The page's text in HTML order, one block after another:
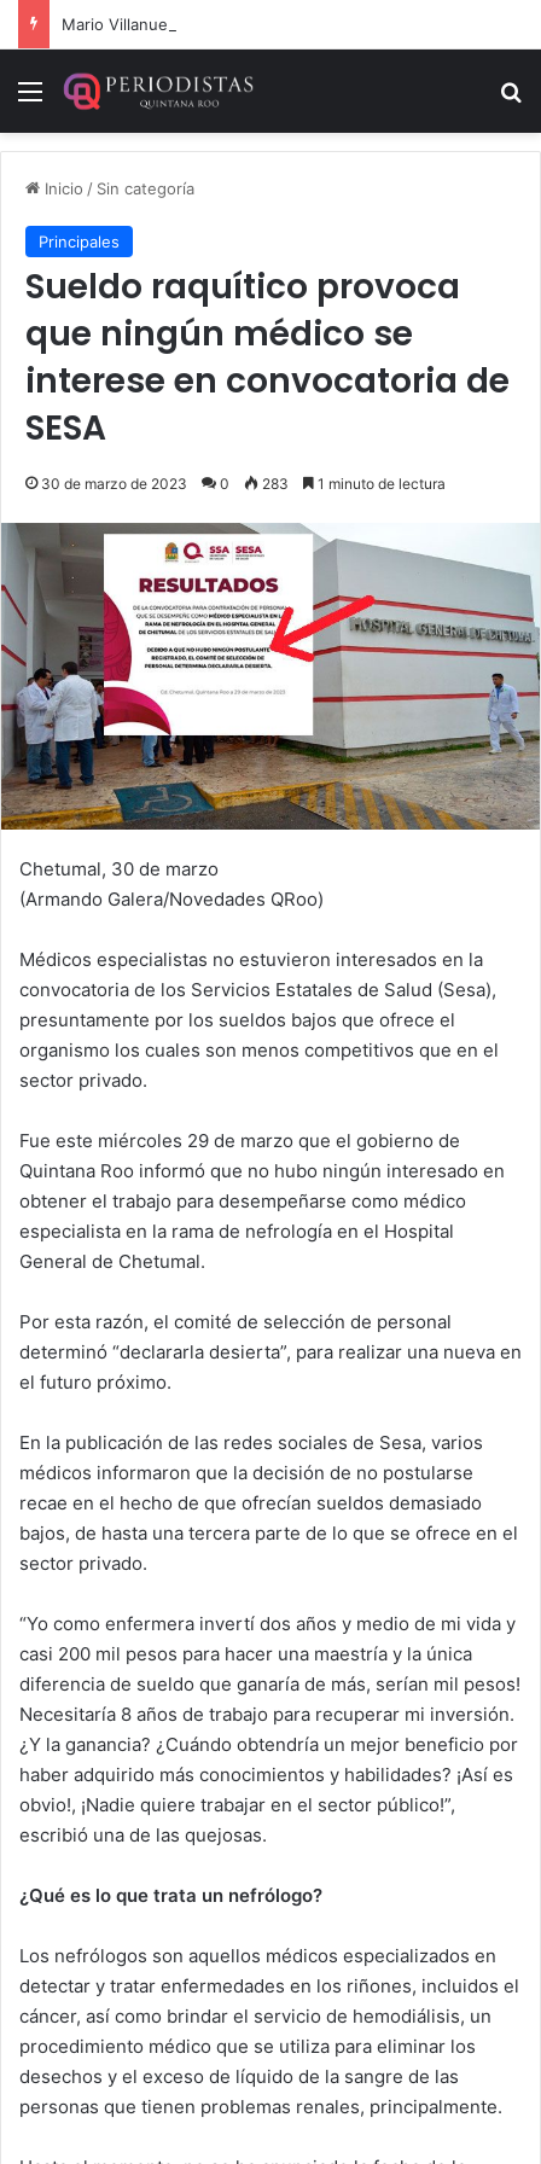
Mario Villanueva desmiente datos falsos sobre su caso
Menú
Inicio / Sin categoría
Principales
Sueldo raquítico provoca
que ningún médico se
interese en convocatoria de
SESA
30 de marzo de 2023 0 283 1 minuto de lectura
Chetumal, 30 de marzo
(Armando Galera/Novedades QRoo)
Médicos especialistas no estuvieron interesados en la
convocatoria de los Servicios Estatales de Salud (Sesa),
presuntamente por los sueldos bajos que ofrece el
organismo los cuales son menos competitivos que en el
sector privado.
Fue este miércoles 29 de marzo que el gobierno de
Quintana Roo informó que no hubo ningún interesado en
obtener el trabajo para desempeñarse como médico
especialista en la rama de nefrología en el Hospital
General de Chetumal.
Por esta razón, el comité de selección de personal
determinó “declararla desierta”, para realizar una nueva en
el futuro próximo.
En la publicación de las redes sociales de Sesa, varios
médicos informaron que la decisión de no postularse
recae en el hecho de que ofrecían sueldos demasiado
bajos, de hasta una tercera parte de lo que se ofrece en el
sector privado.
“Yo como enfermera invertí dos años y medio de mi vida y
casi 200 mil pesos para hacer una maestría y la única
diferencia de sueldo que ganaría de más, serían mil pesos!
Necesitaría 8 años de trabajo para recuperar mi inversión.
¿Y la ganancia? ¿Cuándo obtendría un mejor beneficio por
haber adquirido más conocimientos y habilidades? ¡Así es
obvio!, ¡Nadie quiere trabajar en el sector público!”,
escribió una de las quejosas.
¿Qué es lo que trata un nefrólogo?
Los nefrólogos son aquellos médicos especializados en
detectar y tratar enfermedades en los riñones, incluidos el
cáncer, así como brindar el servicio de hemodiálisis, un
procedimiento médico que se utiliza para eliminar los
desechos y el exceso de líquido de la sangre de las
personas que tienen problemas renales, principalmente.